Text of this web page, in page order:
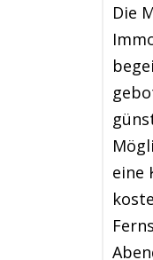
Die
eine